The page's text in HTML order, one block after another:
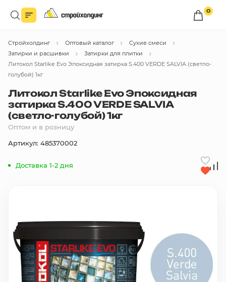
0
Войдите в личный кабинет
Вы сможете оформлять заказыпо оптовым ценам.
Войти
Каталог товаров
бренды
10 000 ₽
Минимальный заказ
+7(495) 988-86-47
Стройхолдинг Оптовый каталог
Сухие смеси
Затирки и расшивки
Затирки для плитки
Литокол Starlike Evo Эпоксидная затирка S.400 VERDE SALVIA (светло-
голубой) 1кг
Литокол Starlike Evo Эпоксидная
затирка S.400 VERDE SALVIA
(светло-голубой) 1кг
Оптом и в розницу
Артикул: 485370002
Доставка 1-2 дня